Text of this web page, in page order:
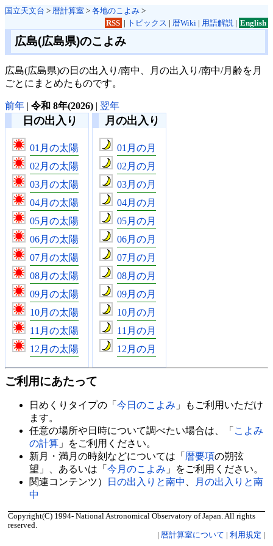
国立天文台 > 暦計算室 > 各地のこよみ >
RSS | トピックス | 暦Wiki| 用語解説| English
広島(広島県)のこよみ
広島(広島県)の日の出入り/南中、月の出入り/南中/月齢を月
ごとにまとめたものです。
前年 | 令和 8年(2026) | 翌年
日の出入り
01月の太陽
02月の太陽
03月の太陽
04月の太陽
05月の太陽
06月の太陽
07月の太陽
08月の太陽
09月の太陽
10月の太陽
11月の太陽
12月の太陽
月の出入り
01月の月
02月の月
03月の月
04月の月
05月の月
06月の月
07月の月
08月の月
09月の月
10月の月
11月の月
12月の月
ご利用にあたって
日めくりタイプの「 今日のこよみ 」もご利用いただけ
ます。
任意の場所や日時について調べたい場合は、「 こよみ
の計算 」をご利用ください。
新月・満月の時刻などについては「 暦要項の朔弦
望」、あるいは「 今月のこよみ 」をご利用ください。
関連コンテンツ）
日の出入りと南中
月の出入りと南
中
Copyright(C) 1994- National Astronomical Observatory of Japan. All rights
reserved.
| 暦計算室について | 利用規定 |